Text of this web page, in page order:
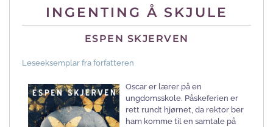
INGENTING Å SKJULE
ESPEN SKJERVEN
Leseeksemplar fra forfatteren
Oscar er lærer på en
ungdomsskole. Påskeferien er
rett rundt hjørnet, da rektor ber
ham komme til en samtale på